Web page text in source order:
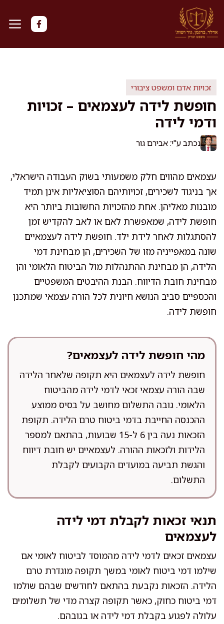
לדלג
לתוכן
זכויות אדם ומשפט ציבורי
חופשת לידה לעצמאים – זכויות
ודמי לידה
נכתב ע"י: אבירם גור
עצמאים מהווים חלק משמעותי בשוק העבודה הישראלי,
אך בניגוד לשכירים, זכויותיהם הסוציאליות אינן תמיד
מובנות מאליהן. אחת מהזכויות החשובות ביותר היא
חופשת לידה, שמאפשרת לאם או לאב להקדיש זמן
להסתגלות לאחר לידת ילד. חופשת לידה לעצמאיים
שונה במאפייניה מזו של השכירים, הן מבחינת דמי
הלידה, הן מבחינת ההתנהלות מול הביטוח הלאומי והן
מבחינת חובת הדיווח. הבנת ההיבטים המשפטיים
והכספיים סביב הנושא חיונית לכל הורה עצמאי שמתכנן
חופשת לידה.
מהי חופשת לידה לעצמאים?
חופשת לידה לעצמאים היא תקופה שלאחר הלידה
שבה הורה עצמאי זכאי לדמי לידה מהביטוח
הלאומי. גובה התשלום מחושב על בסיס ממוצע
ההכנסה החייבת בדמי ביטוח טרם הלידה. תקופת
הזכאות נעה בין 6 ל-15 שבועות, בהתאם למספר
הלידות ולזכאות ההורה. לעצמאיים יש חובת דיווח
והגשת תביעה במועדים הקבועים לקבלת
התשלום.
תנאי זכאות לקבלת דמי לידה
לעצמאים
עצמאים זכאים לדמי לידה מהמוסד לביטוח לאומי אם
שילמו דמי ביטוח לאומי במשך תקופה מוגדרת טרם
הלידה. הזכאות נקבעת בהתאם לחודשים שבהם שולמו
דמי ביטוח כחוק, כאשר תקופה קצרה מדי של תשלומים
עלולה לפגוע בקבלת דמי לידה או בגובהם.